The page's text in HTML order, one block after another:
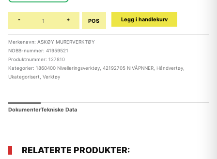
- + POS Legg i handlekurv
Merkenavn: ASKØY MURERVERKTØY
NOBB-nummer: 41959521
Produktnummer: 127810
Kategorier: 1860400 Nivelleringsverktøy, 42192705 NIVÅPNNER, Håndvertøy,
Ukategorisert Verktøy
DokumenterTekniske Data
RELATERTE PRODUKTER: